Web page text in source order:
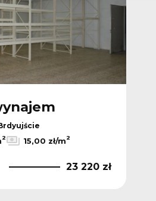
2 15,00 zł/m2
23 220 zł